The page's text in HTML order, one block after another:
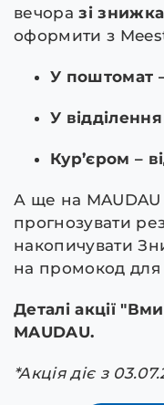
вечоразі
оформити з
У поштомат
У
Кур’єром –
А ще на
прогнозувати
накопичувати
на промокод для
Деталі акції
MAUDAU.
*Акція діє з